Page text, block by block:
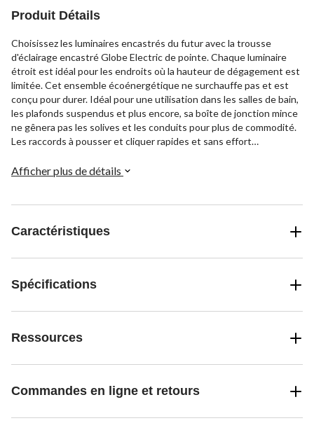
Produit Détails
Choisissez les luminaires encastrés du futur avec la trousse
d'éclairage encastré Globe Electric de pointe. Chaque luminaire
étroit est idéal pour les endroits où la hauteur de dégagement est
limitée. Cet ensemble écoénergétique ne surchauffe pas et est
conçu pour durer. Idéal pour une utilisation dans les salles de bain,
les plafonds suspendus et plus encore, sa boîte de jonction mince
ne gênera pas les solives et les conduits pour plus de commodité.
Les raccords à pousser et cliquer rapides et sans effort
Afficher plus de détails
Caractéristiques
Spécifications
Ressources
Commandes en ligne et retours